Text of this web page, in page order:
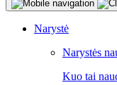
Narystė
Narystės
Kuo tai